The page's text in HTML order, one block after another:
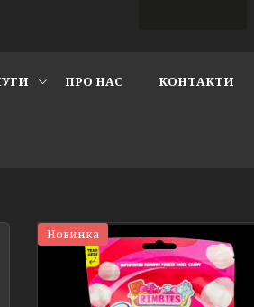
ПРО НАС КОНТАКТИ
Новинка